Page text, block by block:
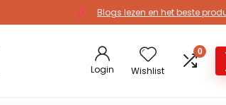
Blogs lezen en het beste
Login Wishlist
0